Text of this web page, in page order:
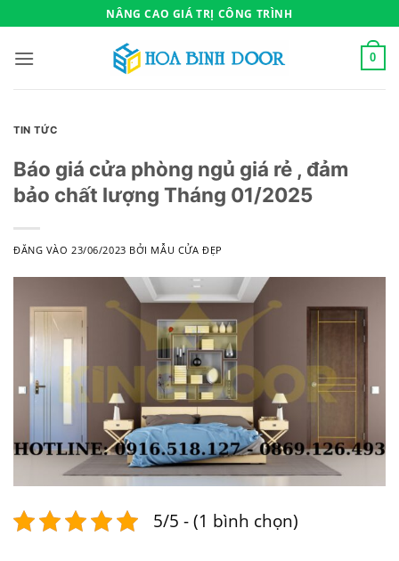
qua
nội
NÂNG CAO GIÁ TRỊ CÔNG TRÌNH
0
TIN TỨC
Báo giá cửa phòng ngủ giá rẻ , đảm
bảo chất lượng Tháng 01/2025
ĐĂNG VÀO 23/06/2023 BỞI MẪU CỬA ĐẸP
5/5 - (1 bình chọn)